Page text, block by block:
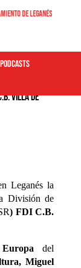
de Leganés pone
podcasts
Villa de
Leganés la
División de
) FDI C.B.
del
Miguel